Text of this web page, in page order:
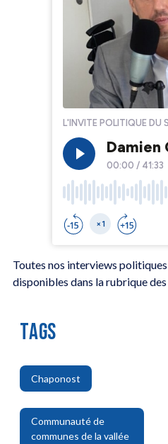
Toutes nos interviews
disponibles dans la rubrique des
TAGS
Chaponost
,
Communauté de
communes de la vallée